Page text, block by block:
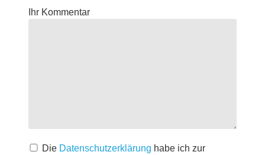
Ihr Kommentar
Die Datenschutzerklärung habe ich zur